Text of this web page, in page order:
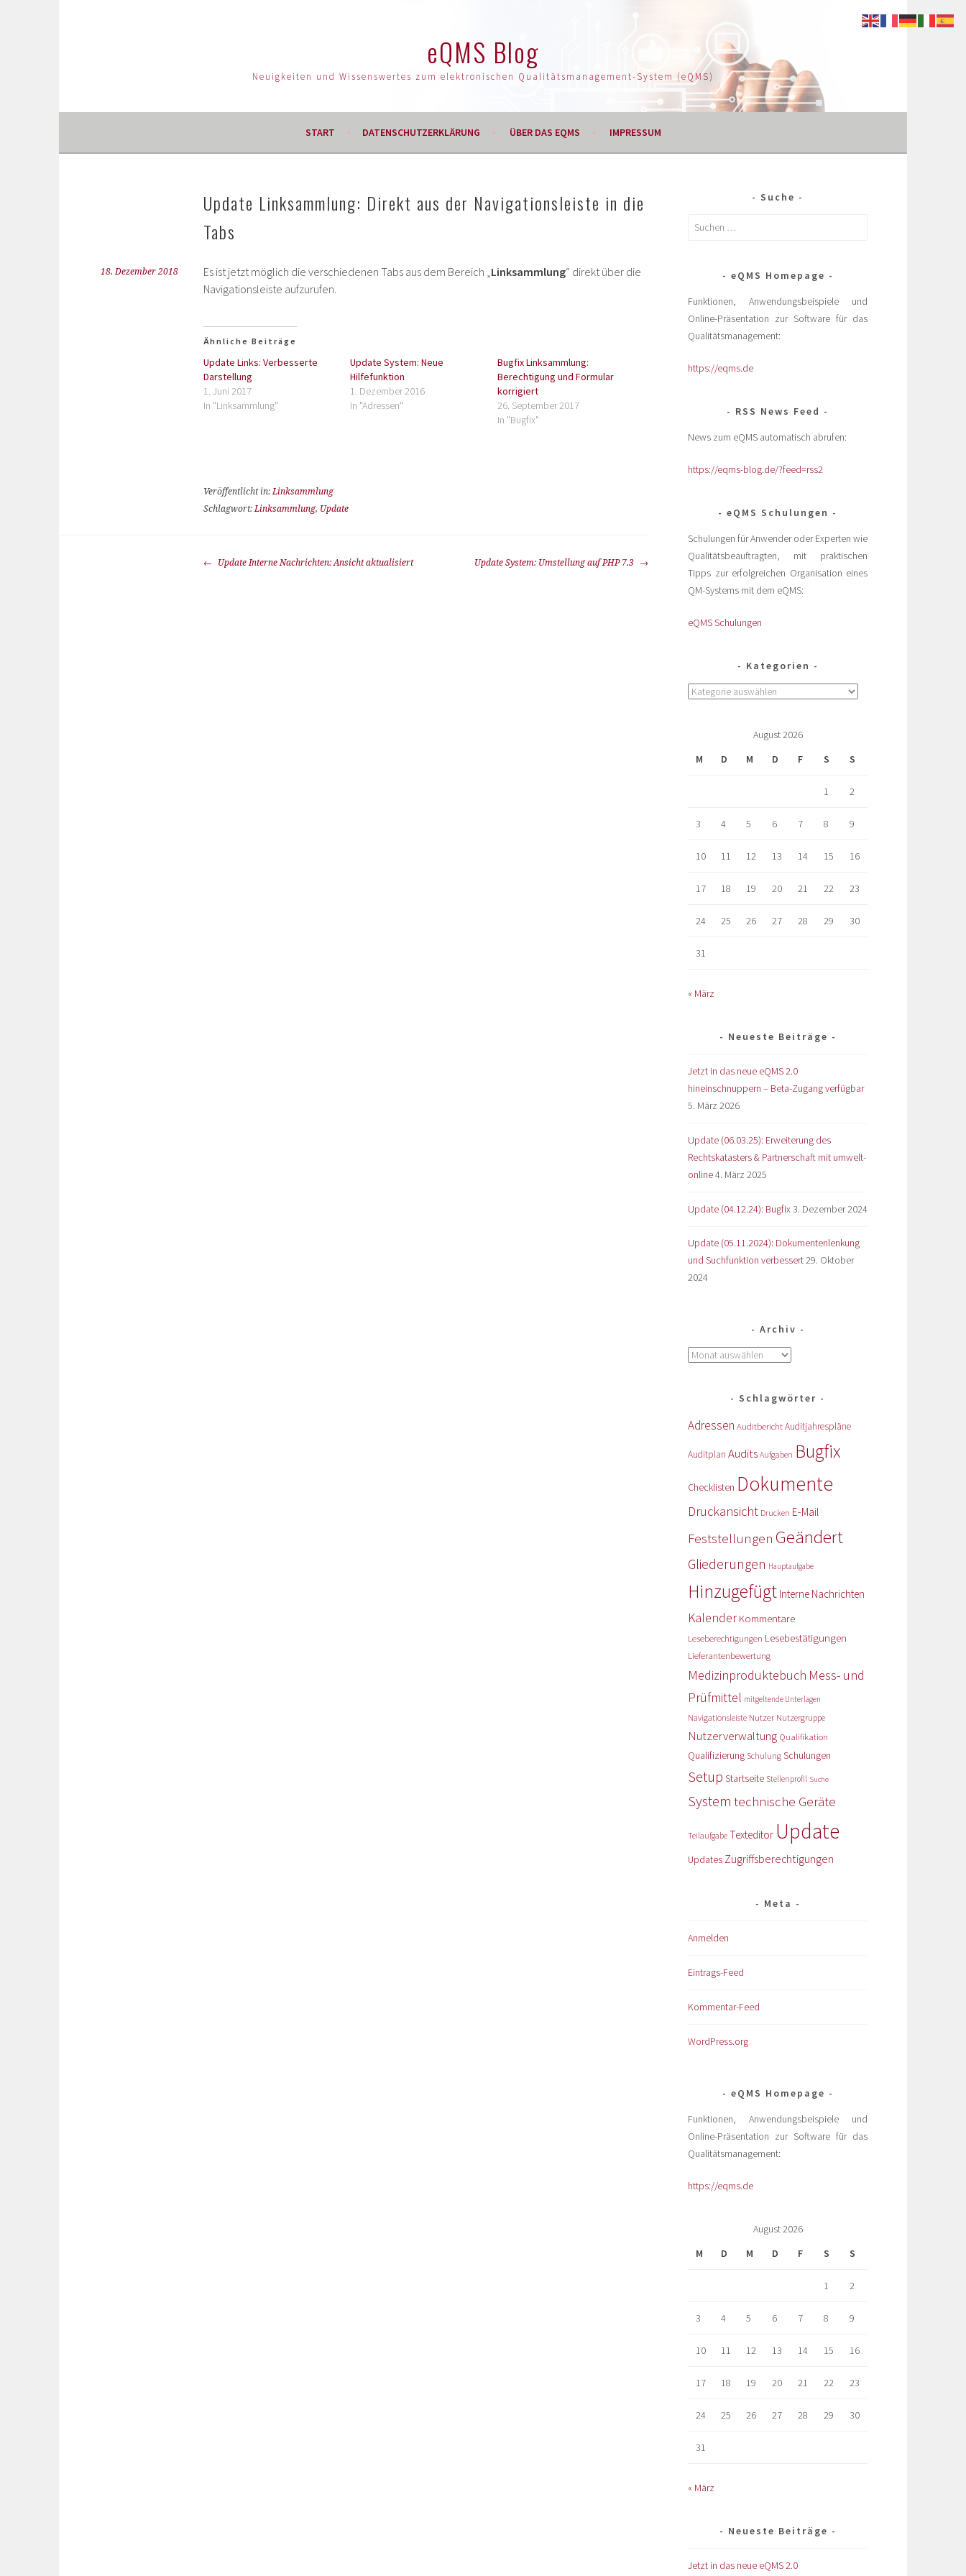
eQMS Blog
Neuigkeiten und Wissenswertes zum elektronischen Qualitätsmanagement-System (eQMS)
START DATENSCHUTZERKLÄRUNG ÜBER DAS EQMS IMPRESSUM
Update Linksammlung: Direkt aus der Navigationsleiste in die
Tabs
18. Dezember 2018 Es ist jetzt möglich die verschiedenen Tabs aus dem Bereich „Linksammlung“ direkt über die
Navigationsleiste aufzurufen.
Ähnliche Beiträge
Update Links: Verbesserte
Darstellung
1. Juni 2017
In "Linksammlung"
Update System: Neue
Hilfefunktion
1. Dezember 2016
In "Adressen"
Bugfix Linksammlung:
Berechtigung und Formular
korrigiert
26. September 2017
In "Bugfix"
Veröffentlicht in:Linksammlung
Schlagwort:Linksammlung, Update
Update Interne Nachrichten: Ansicht aktualisiert Update System: Umstellung auf PHP 7.3
Suche
eQMS Homepage
Funktionen, Anwendungsbeispiele und
Online-Präsentation zur Software für das
Qualitätsmanagement:
https://eqms.de
RSS News Feed
News zum eQMS automatisch abrufen:
https://eqms-blog.de/?feed=rss2
eQMS Schulungen
Schulungen für Anwender oder Experten wie
Qualitätsbeauftragten, mit praktischen
Tipps zur erfolgreichen Organisation eines
QM-Systems mit dem eQMS:
eQMS Schulungen
Kategorien
August 2026
M
D M D F S S
1 2
3 4 5 6 7 8 9
10 11 12 13 14 15 16
17 18 19 20 21 22 23
24 25 26 27 28 29 30
31
« März
Neueste Beiträge
Jetzt in das neue eQMS 2.0
hineinschnuppern – Beta-Zugang verfügbar
5. März 2026
Update (06.03.25): Erweiterung des
Rechtskatasters & Partnerschaft mit umwelt-
online4. März 2025
Update (04.12.24): Bugfix 3. Dezember 2024
Update (05.11.2024): Dokumentenlenkung
und Suchfunktion verbessert29. Oktober
2024
Archiv
Schlagwörter
Adressen AuditberichtAuditjahrespläne
Auditplan Audits Aufgaben Bugfix
Checklisten Dokumente
Druckansicht Drucken E-Mail
Feststellungen Geändert
Gliederungen Hauptaufgabe
Hinzugefügt Interne Nachrichten
Kalender Kommentare
Leseberechtigungen Lesebestätigungen
Lieferantenbewertung
Medizinproduktebuch Mess- und
Prüfmittel mitgeltende Unterlagen
Navigationsleiste Nutzer Nutzergruppe
Nutzerverwaltung Qualifikation
Qualifizierung Schulung Schulungen
Setup Startseite Stellenprofil Suche
System technische Geräte
Teilaufgabe Texteditor Update
Updates Zugriffsberechtigungen
Meta
Anmelden
Eintrags-Feed
Kommentar-Feed
WordPress.org
eQMS Homepage
Funktionen, Anwendungsbeispiele und
Online-Präsentation zur Software für das
Qualitätsmanagement:
https://eqms.de
August 2026
M
D M D F S S
1 2
3 4 5 6 7 8 9
10 11 12 13 14 15 16
17 18 19 20 21 22 23
24 25 26 27 28 29 30
31
« März
Neueste Beiträge
Jetzt in das neue eQMS 2.0